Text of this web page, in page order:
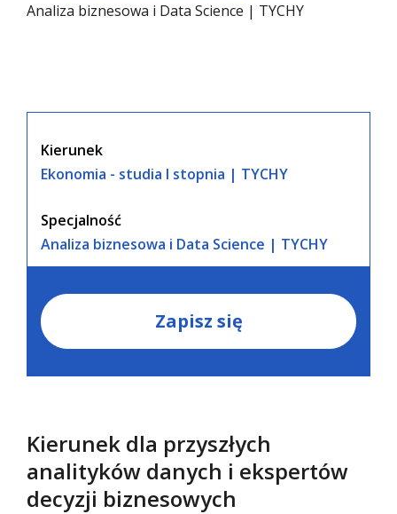
Analiza biznesowa i Data Science | TYCHY
Kierunek
Ekonomia - studia I stopnia | TYCHY
Specjalność
Analiza biznesowa i Data Science | TYCHY
Zapisz się
Kierunek dla przyszłych
analityków danych i ekspertów
decyzji biznesowych